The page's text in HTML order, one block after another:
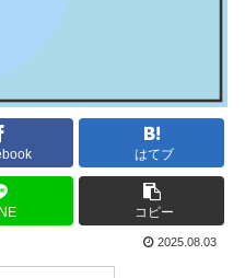
はてブ
コピー
2025.08.03